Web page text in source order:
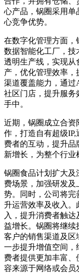
心产品，锅圈采用单
心竞争优势。
在数字化管理方面，
数据智能化工厂，技
透明生产线，实现从
产，优化管理效率
渠道覆盖能力，通过
社区门店，提升服务
手中。
近期，锅圈成立合资
作，打造自有超级
费者的互动，提升
新增长，为整个行业
锅圈食品计划扩大及
费场景，加强研发
势。同时，公司将完
升运营效率及收入
入，提升消费者触
益增长。锅圈将继续
客户的销售渠道及区
一步提升增值空间，
费者提供更加丰富
容来源于网络或会员